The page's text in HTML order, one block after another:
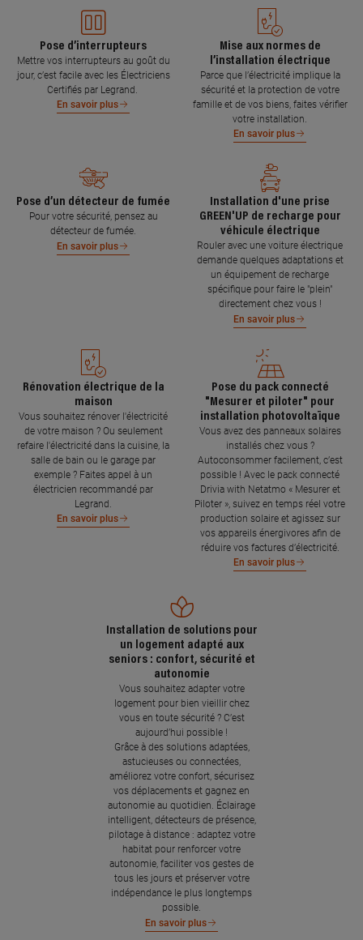
Pose d’interrupteurs
Mettre vos interrupteurs au goût du
jour, c’est facile avec les Électriciens
Certifiés par Legrand.
En savoir plus
Mise aux normes de
l’installation électrique
Parce que l’électricité implique la
sécurité et la protection de votre
famille et de vos biens, faites vérifier
votre installation.
En savoir plus
Pose d’un détecteur de fumée
Pour votre sécurité, pensez au
détecteur de fumée.
En savoir plus
Installation d'une prise
GREEN'UP de recharge pour
véhicule électrique
Rouler avec une voiture électrique
demande quelques adaptations et
un équipement de recharge
spécifique pour faire le "plein"
directement chez vous !
En savoir plus
Rénovation électrique de la
maison
Vous souhaitez rénover l'électricité
de votre maison ? Ou seulement
refaire l'électricité dans la cuisine, la
salle de bain ou le garage par
exemple ? Faites appel à un
électricien recommandé par
Legrand.
En savoir plus
Pose du pack connecté
"Mesurer et piloter" pour
installation photovoltaïque
Vous avez des panneaux solaires
installés chez vous ?
Autoconsommer facilement, c’est
possible ! Avec le pack connecté
Drivia with Netatmo « Mesurer et
Piloter », suivez en temps réel votre
production solaire et agissez sur
vos appareils énergivores afin de
réduire vos factures d’électricité.
En savoir plus
Installation de solutions pour
un logement adapté aux
seniors : confort, sécurité et
autonomie
Vous souhaitez adapter votre
logement pour bien vieillir chez
vous en toute sécurité ? C’est
aujourd’hui possible !
Grâce à des solutions adaptées,
astucieuses ou connectées,
améliorez votre confort, sécurisez
vos déplacements et gagnez en
autonomie au quotidien. Éclairage
intelligent, détecteurs de présence,
pilotage à distance : adaptez votre
habitat pour renforcer votre
autonomie, faciliter vos gestes de
tous les jours et préserver votre
indépendance le plus longtemps
possible.
En savoir plus